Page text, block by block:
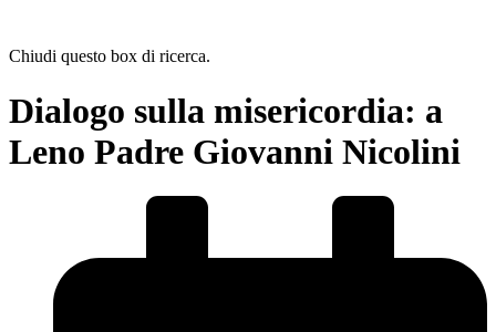
Chiudi questo box di ricerca.
Dialogo sulla misericordia: a
Leno Padre Giovanni Nicolini